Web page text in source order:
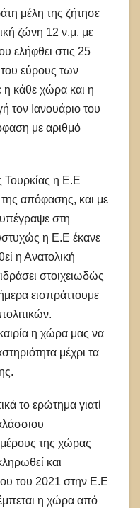
μέλη της ζήτησε
ζώνη 12 ν.μ. με
ελήφθει στις 25
του εύρους των
η κάθε χώρα και η
τον Ιανουάριο του
με αριθμό
Τουρκίας η Ε.Ε
απόφασης, και με
στη
η Ε.Ε έκανε
η Ανατολική
στοιχειωδώς
εισπράττουμε
η χώρα μας να
μέχρι τα
το ερώτημα γιατί
της χώρας
και
του 2021 στην Ε.Ε
η χώρα από